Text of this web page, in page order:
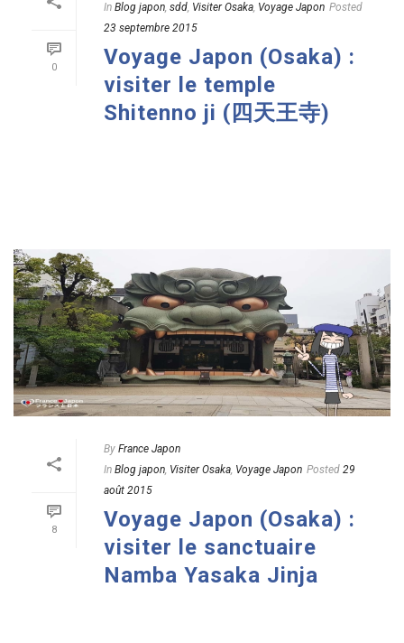
0
In Blog japon, sdd, Visiter Osaka, Voyage Japon Posted
23 septembre 2015
Voyage Japon (Osaka) :
visiter le temple
Shitenno ji (四天王寺)
8
By France Japon
In Blog japon Visiter Osaka Voyage Japon Posted 29
août 2015
Voyage Japon (Osaka) :
visiter le sanctuaire
Namba Yasaka Jinja